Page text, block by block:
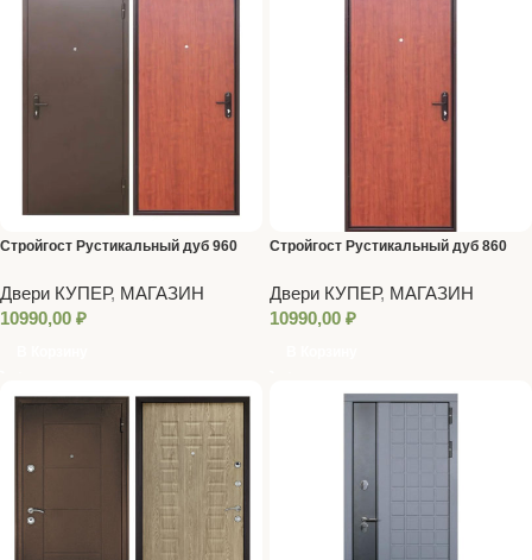
Стройгост Рустикальный дуб 960
Двери КУПЕР, МАГАЗИН
10990,00 ₽
Стройгост Рустикальный дуб 860
Двери КУПЕР, МАГАЗИН
10990,00 ₽